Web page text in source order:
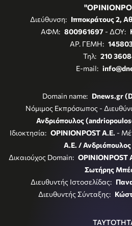
Διεύθυνση: Ιπποκράτους 2,
ΑΦΜ: 800961697- ΔΟΥ:
ΑΡ. ΓΕΜΗ:
Τηλ: 210
E-mail:
Domain name: Dnews.gr
Νόμιμος Εκπρόσωπος -
Ανδριόπουλος
Ιδιοκτησία: OPINIONPOST A.E. -
Α.Ε. /
Δικαιούχος Domain: OPINIONPOST
Σωτήρης
Διευθυντής Ιστοσελίδας:
Διευθυντής Σύνταξης: